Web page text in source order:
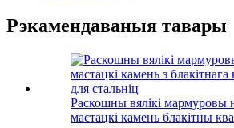
Рэкамендаваныя тавары
Раскошны вялікі мармуровы
мастацкі камень блакітны